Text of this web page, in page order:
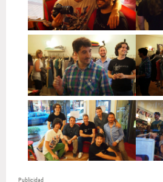
Publicidad